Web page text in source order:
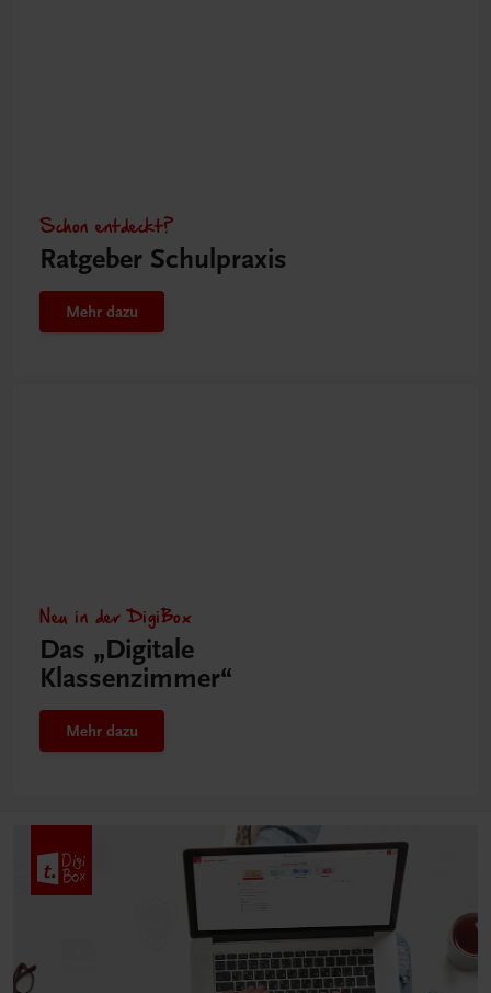
Schon entdeckt?
Ratgeber Schulpraxis
Mehr dazu
Neu in der DigiBox
Das „Digitale
Klassenzimmer“
Mehr dazu